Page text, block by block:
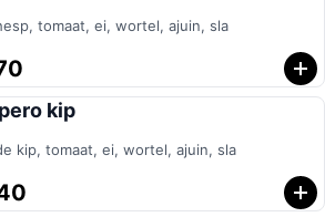
tomaat, ei, wortel, ajuin, sla
kip
kip, tomaat, ei, wortel, ajuin, sla